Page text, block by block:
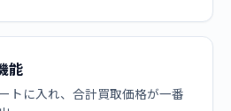
能
トに入れ、合計買取価格が一番